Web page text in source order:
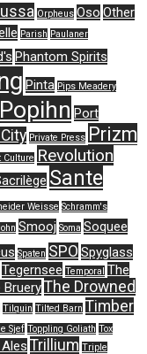
Orpheus Oso Other
Parish Paulaner
Phantom Spirits
Pinta Pips Meadery
Popihn Port
Private Press Prizm
Culture Revolution
Sante
Weisse Schramm's
Smooj Soma Soquee
Spaten SPO Spyglass
Tegernsee Temporal The
BrueryThe Drowned
Tilquin Tilted Barn Timber
Sjef Toppling Goliath Tox
Trillium Triple